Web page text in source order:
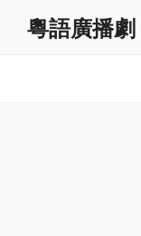
粵語廣播劇